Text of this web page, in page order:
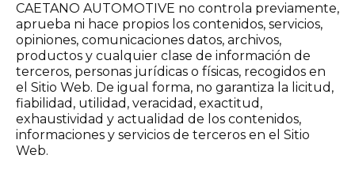
CAETANO AUTOMOTIVE no controla previamente,
aprueba ni hace propios los contenidos, servicios,
opiniones, comunicaciones datos, archivos,
productos y cualquier clase de información de
terceros, personas jurídicas o físicas, recogidos en
el Sitio Web. De igual forma, no garantiza la licitud,
fiabilidad, utilidad, veracidad, exactitud,
exhaustividad y actualidad de los contenidos,
informaciones y servicios de terceros en el Sitio
Web.